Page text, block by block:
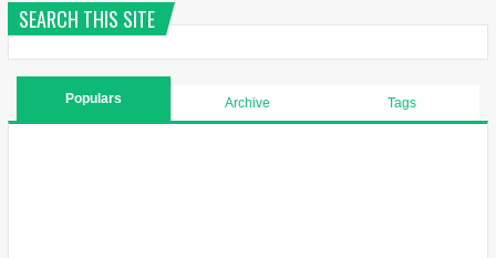
SEARCH THIS SITE
Populars Archive Tags